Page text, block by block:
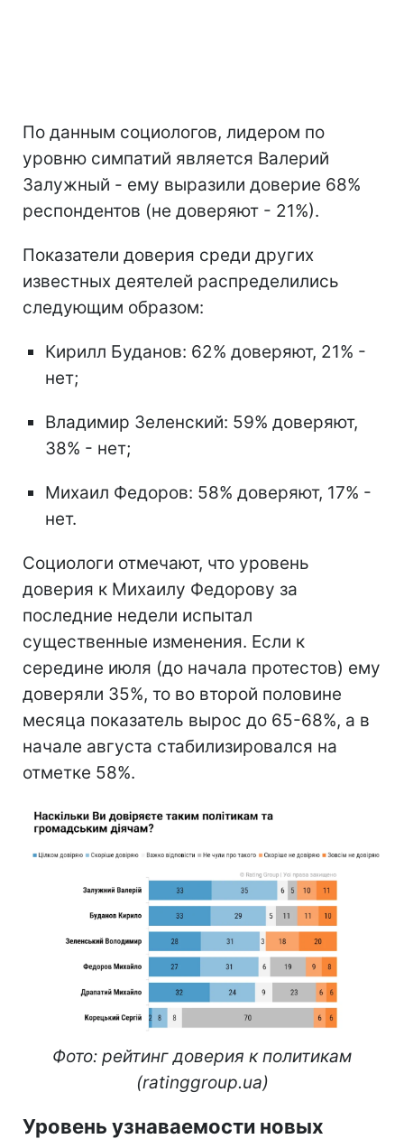
По данным социологов, лидером по
уровню симпатий является Валерий
Залужный - ему выразили доверие 68%
респондентов (не доверяют - 21%).
Показатели доверия среди других
известных деятелей распределились
следующим образом:
Кирилл Буданов: 62% доверяют, 21% -
нет;
Владимир Зеленский: 59% доверяют,
38% - нет;
Михаил Федоров: 58% доверяют, 17% -
нет.
Социологи отмечают, что уровень
доверия к Михаилу Федорову за
последние недели испытал
существенные изменения. Если к
середине июля (до начала протестов) ему
доверяли 35%, то во второй половине
месяца показатель вырос до 65-68%, а в
начале августа стабилизировался на
отметке 58%.
Фото: рейтинг доверия к политикам
(ratinggroup.ua)
Уровень узнаваемости новых